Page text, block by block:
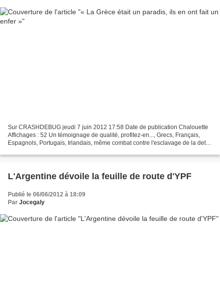
Sur CRASHDEBUG jeudi 7 juin 2012 17:58 Date de publication Chalouette
Affichages : 52 Un témoignage de qualité, profitez-en..., Grecs, Français,
Espagnols, Portugais, Irlandais, même combat contre l'esclavage de la dette
L'Argentine dévoile la feuille de route d'YPF
Publié le 06/06/2012 à 18:09
Par Jocegaly